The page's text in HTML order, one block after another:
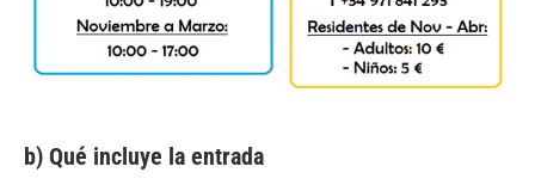
b) Qué incluye la entrada